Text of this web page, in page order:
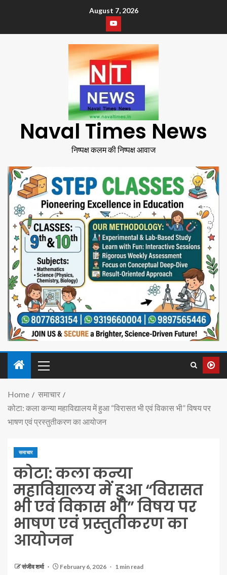
August 7, 2026
Naval Times News
निष्पक्ष कलम की निष्पक्ष आवाज
Home
समाचार
कोटा: कला कन्या महाविद्यालय में हुआ “विरासत भी एवं विकास भी” विषय पर
भाषण एवं प्रस्तुतीकरण का आयोजन
समाचार
कोटा: कला कन्या
महाविद्यालय में हुआ “विरासत
भी एवं विकास भी” विषय पर
भाषण एवं प्रस्तुतीकरण का
आयोजन
संजीव शर्मा February 6, 2026 1 min read